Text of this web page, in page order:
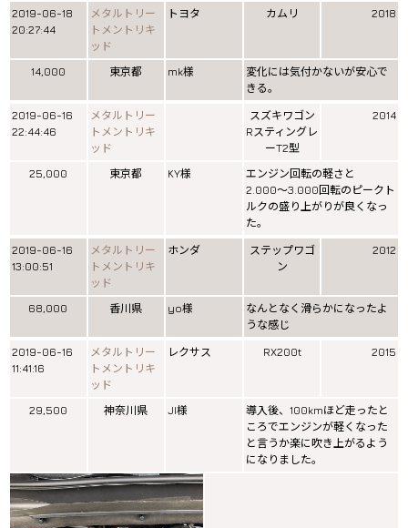
2019-06-18
20:27:44
メタルトリー
トメントリキ
ッド
トヨタ カムリ 2018
14,000 東京都 mk様
変化には気付かないが安心で
きる。
2019-06-16
22:44:46
メタルトリー
トメントリキ
ッド
スズキワゴン
Rスティングレ
ーT2型
2014
25,000 東京都 KY様
エンジン回転の軽さと
2.000〜3.000回転のピークト
ルクの盛り上がりが良くなっ
た。
2019-06-16
13:00:51
メタルトリー
トメントリキ
ッド
ホンダ
ステップワゴ
ン
2012
68,000 香川県 yo様
なんとなく滑らかになったよ
うな感じ
2019-06-16
11:41:16
メタルトリー
トメントリキ
ッド
レクサス RX200t 2015
29,500 神奈川県 JI様
導入後、100kmほど走ったと
ころでエンジンが軽くなった
と言うか楽に吹き上がるよう
になりました。